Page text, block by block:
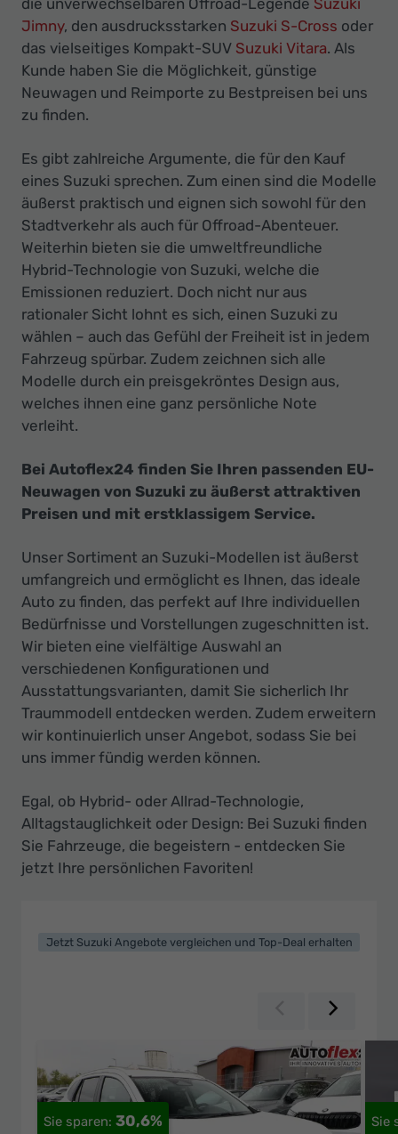
Jimny, den ausdrucksstarken Suzuki S-Cross oder
das vielseitiges Kompakt-SUV Suzuki Vitara. Als
Kunde haben Sie die Möglichkeit, günstige
Neuwagen und Reimporte zu Bestpreisen bei uns
zu finden.
Es gibt zahlreiche Argumente, die für den Kauf
eines Suzuki sprechen. Zum einen sind die Modelle
äußerst praktisch und eignen sich sowohl für den
Stadtverkehr als auch für Offroad-Abenteuer.
Weiterhin bieten sie die umweltfreundliche
Hybrid-Technologie von Suzuki, welche die
Emissionen reduziert. Doch nicht nur aus
rationaler Sicht lohnt es sich, einen Suzuki zu
wählen – auch das Gefühl der Freiheit ist in jedem
Fahrzeug spürbar. Zudem zeichnen sich alle
Modelle durch ein preisgekröntes Design aus,
welches ihnen eine ganz persönliche Note
verleiht.
Bei Autoflex24 finden Sie Ihren passenden EU-
Neuwagen von Suzuki zu äußerst attraktiven
Preisen und mit erstklassigem Service.
Unser Sortiment an Suzuki-Modellen ist äußerst
umfangreich und ermöglicht es Ihnen, das ideale
Auto zu finden, das perfekt auf Ihre individuellen
Bedürfnisse und Vorstellungen zugeschnitten ist.
Wir bieten eine vielfältige Auswahl an
verschiedenen Konfigurationen und
Ausstattungsvarianten, damit Sie sicherlich Ihr
Traummodell entdecken werden. Zudem erweitern
wir kontinuierlich unser Angebot, sodass Sie bei
uns immer fündig werden können.
Egal, ob Hybrid- oder Allrad-Technologie,
Alltagstauglichkeit oder Design: Bei Suzuki finden
Sie Fahrzeuge, die begeistern - entdecken Sie
jetzt Ihre persönlichen Favoriten!
Jetzt Suzuki Angebote vergleichen und Top-Deal erhalten
Zurück
30,6%